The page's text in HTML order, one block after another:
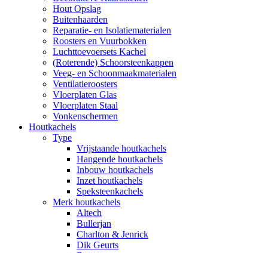
Hout Opslag
Buitenhaarden
Reparatie- en Isolatiematerialen
Roosters en Vuurbokken
Luchttoevoersets Kachel
(Roterende) Schoorsteenkappen
Veeg- en Schoonmaakmaterialen
Ventilatieroosters
Vloerplaten Glas
Vloerplaten Staal
Vonkenschermen
Houtkachels
Type
Vrijstaande houtkachels
Hangende houtkachels
Inbouw houtkachels
Inzet houtkachels
Speksteenkachels
Merk houtkachels
Altech
Bullerjan
Charlton & Jenrick
Dik Geurts